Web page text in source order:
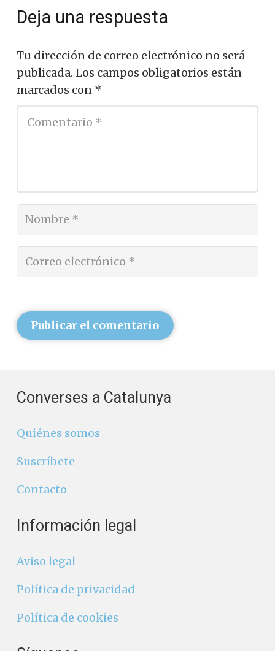
Deja una respuesta
Tu dirección de correo electrónico no será
publicada. Los campos obligatorios están
marcados con *
Publicar el comentario
Converses a Catalunya
Quiénes somos
Suscríbete
Contacto
Información legal
Aviso legal
Política de privacidad
Política de cookies